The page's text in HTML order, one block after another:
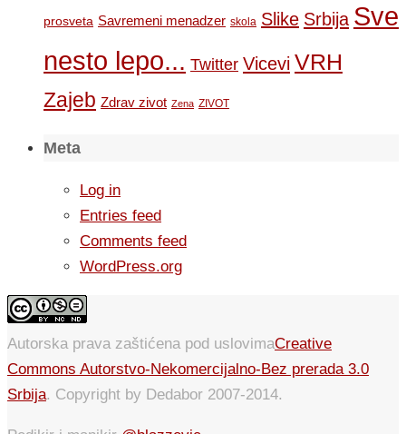
prosveta Savremeni menadzer skola Slike Srbija Sve
nesto lepo... Twitter Vicevi VRH
Zajeb Zdrav zivot Zena ZIVOT
Meta
Log in
Entries feed
Comments feed
WordPress.org
Autorska prava zaštićena pod uslovimaCreative
Commons Autorstvo-Nekomercijalno-Bez prerada 3.0
Srbija. Copyright by Dedabor 2007-2014.